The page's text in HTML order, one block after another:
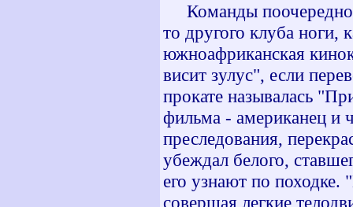
Команды поочередно
то другого клуба ноги,
южноафриканская
висит зулус", если
прокате называлась
фильма - американец и
преследования,
убеждал белого,
его узнают по
совершая легкие